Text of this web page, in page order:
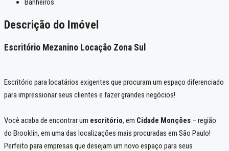
Banheiros
Descrição do Imóvel
Escritório Mezanino Locação Zona Sul
Escritório para locatários exigentes que procuram um espaço diferenciado
para impressionar seus clientes e fazer grandes negócios!
Você acaba de encontrar um escritório, em Cidade Monções – região
do Brooklin, em uma das localizações mais procuradas em São Paulo!
Perfeito para empresas que desejam um novo espaço para seus